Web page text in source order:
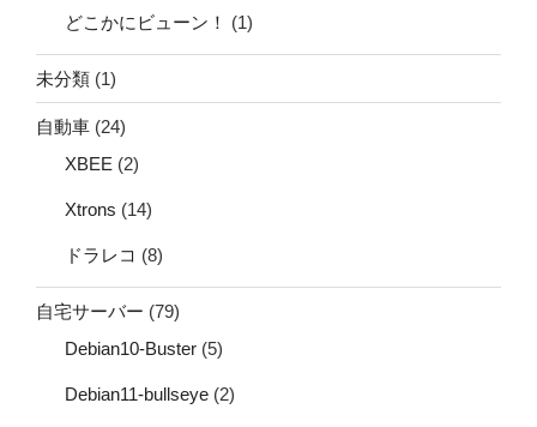
どこかにビューン！ (1)
未分類 (1)
自動車 (24)
XBEE (2)
Xtrons (14)
ドラレコ (8)
自宅サーバー (79)
Debian10-Buster (5)
Debian11-bullseye (2)